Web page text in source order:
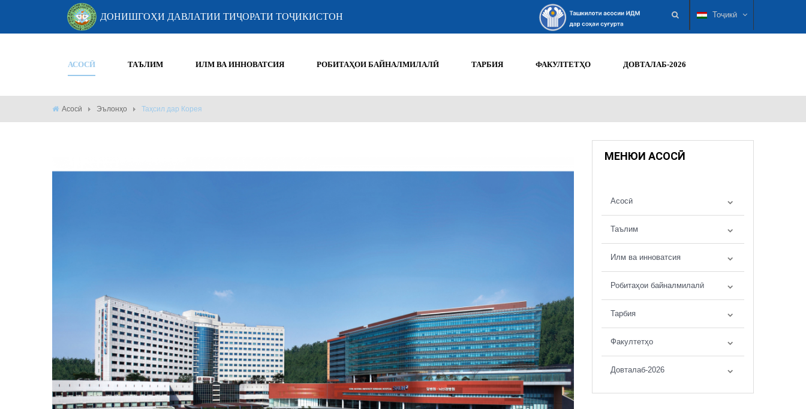
ДОНИШГОҲИ ДАВЛАТИИ ТИҶОРАТИ ТОҶИКИСТОН Тоҷикӣ
АСОСӢ ТАЪЛИМ ИЛМ ВА ИННОВАТСИЯ РОБИТАҲОИ БАЙНАЛМИЛАЛӢ ТАРБИЯ ФАКУЛТЕТҲО ДОВТАЛАБ-2026
Асосӣ Эълонҳо Таҳсил дар Корея
МЕНЮИ АСОСӢ
Асосӣ
Таълим
Илм ва инноватсия
Робитаҳои байналмилалӣ
Тарбия
Факултетҳо
Довталаб-2026